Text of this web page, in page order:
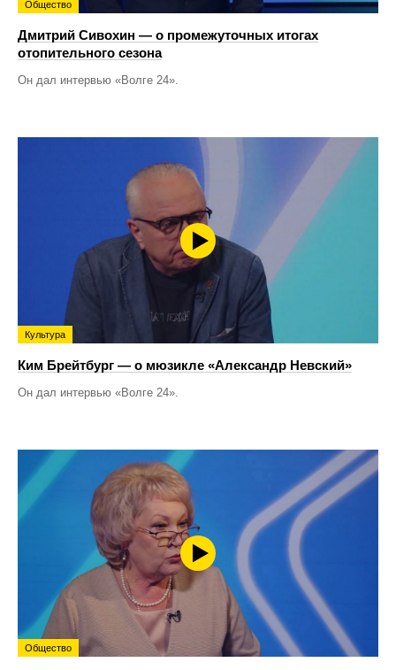
Общество
Дмитрий Сивохин — о промежуточных итогах
отопительного сезона
Он дал интервью «Волге 24».
Культура
Ким Брейтбург — о мюзикле «Александр Невский»
Он дал интервью «Волге 24».
Общество